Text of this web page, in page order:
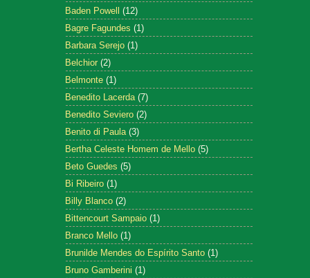
Baden Powell (12)
Bagre Fagundes (1)
Barbara Serejo (1)
Belchior (2)
Belmonte (1)
Benedito Lacerda (7)
Benedito Seviero (2)
Benito di Paula (3)
Bertha Celeste Homem de Mello (5)
Beto Guedes (5)
Bi Ribeiro (1)
Billy Blanco (2)
Bittencourt Sampaio (1)
Branco Mello (1)
Brunilde Mendes do Espírito Santo (1)
Bruno Gamberini (1)